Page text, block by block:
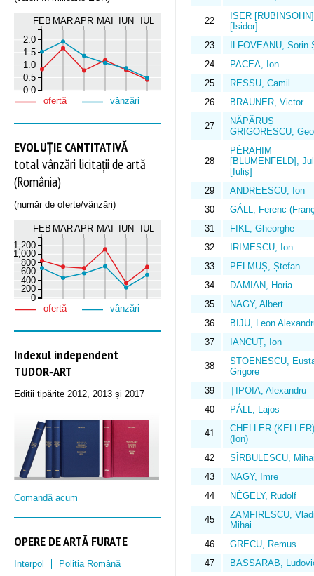
FEB MARAPR MAI IUN IUL
0.0
0.5
1.0
1.5
2.0
ofertă vânzări
EVOLUȚIE CANTITATIVĂ
total vânzări licitații de artă
(România)
(număr de oferte/vânzări)
FEB MARAPR MAI IUN IUL
0
200
400
600
800
1,000
1,200
ofertă vânzări
Indexul independent
TUDOR‑ART
Ediții tipărite 2012, 2013 și 2017
Comandă acum
OPERE DE ARTĂ FURATE
Interpol Poliția Română
22
ISER
[Isidor]
23
ILFOVEANU, Sorin
24
PACEA, Ion
25
RESSU, Camil
26
BRAUNER, Victor
27
NĂPĂRUȘ
GRIGORESCU,
28
PÉRAHIM
[BLUMENFELD],
[Iuliș]
29
ANDREESCU, Ion
30
GÁLL, Ferenc
31
FIKL, Gheorghe
32
IRIMESCU, Ion
33
PELMUȘ, Ștefan
34
DAMIAN, Horia
35
NAGY, Albert
36
BIJU, Leon
37
IANCUȚ, Ion
38
STOENESCU,
Grigore
39
ȚIPOIA, Alexandru
40
PÁLL, Lajos
41
CHELLER
(Ion)
42
SÎRBULESCU,
43
NAGY, Imre
44
NÉGELY, Rudolf
45
ZAMFIRESCU,
Mihai
46
GRECU, Remus
47
BASSARAB,